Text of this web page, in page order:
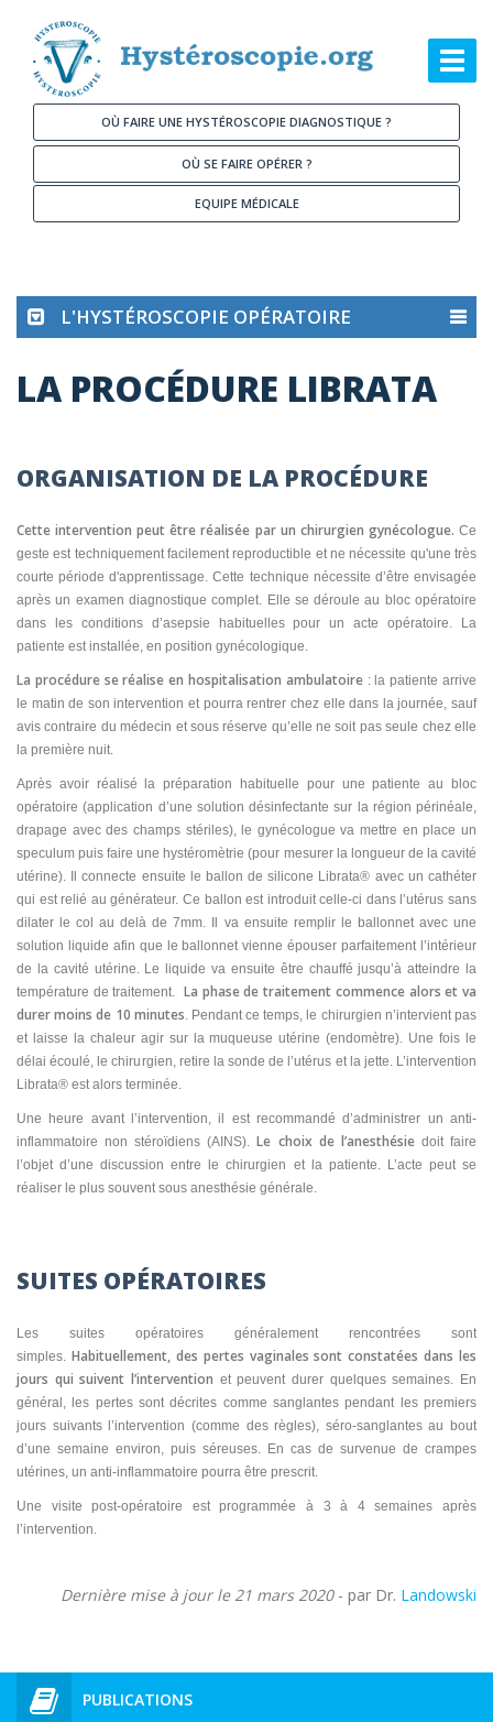
OÙ FAIRE UNE HYSTÉROSCOPIE DIAGNOSTIQUE ?
OÙ SE FAIRE OPÉRER ?
EQUIPE MÉDICALE
L'HYSTÉROSCOPIE OPÉRATOIRE
LA PROCÉDURE LIBRATA
ORGANISATION DE LA PROCÉDURE
Cette intervention peut être réalisée par un chirurgien gynécologue. Ce
geste est techniquement facilement reproductible et ne nécessite qu'une très
courte période d'apprentissage. Cette technique nécessite d’être envisagée
après un examen diagnostique complet. Elle se déroule au bloc opératoire
dans les conditions d’asepsie habituelles pour un acte opératoire. La
patiente est installée, en position gynécologique.
La procédure se réalise en hospitalisation ambulatoire: la patiente arrive
le matin de son intervention et pourra rentrer chez elle dans la journée, sauf
avis contraire du médecin et sous réserve qu’elle ne soit pas seule chez elle
la première nuit.
Après avoir réalisé la préparation habituelle pour une patiente au bloc
opératoire (application d’une solution désinfectante sur la région périnéale,
drapage avec des champs stériles), le gynécologue va mettre en place un
speculum puis faire une hystéromètrie (pour mesurer la longueur de la cavité
utérine). Il connecte ensuite le ballon de silicone Librata® avec un cathéter
qui est relié au générateur. Ce ballon est introduit celle-ci dans l’utérus sans
dilater le col au delà de 7mm. Il va ensuite remplir le ballonnet avec une
solution liquide afin que le ballonnet vienne épouser parfaitement l’intérieur
de la cavité utérine. Le liquide va ensuite être chauffé jusqu’à atteindre la
température de traitement. La phase de traitement commence alors et va
durer moins de 10 minutes. Pendant ce temps, le chirurgien n’intervient pas
et laisse la chaleur agir sur la muqueuse utérine (endomètre). Une fois le
délai écoulé, le chirurgien, retire la sonde de l’utérus et la jette. L’intervention
Librata® est alors terminée.
Une heure avant l’intervention, il est recommandé d’administrer un anti-
inflammatoire non stéroïdiens (AINS). Le choix de l’anesthésiedoit faire
l’objet d’une discussion entre le chirurgien et la patiente. L’acte peut se
réaliser le plus souvent sous anesthésie générale.
SUITES OPÉRATOIRES
Les suites opératoires généralement rencontrées sont
simples. Habituellement, des pertes vaginales sont constatées dans les
jours qui suivent l’intervention et peuvent durer quelques semaines. En
général, les pertes sont décrites comme sanglantes pendant les premiers
jours suivants l’intervention (comme des règles), séro-sanglantes au bout
d’une semaine environ, puis séreuses. En cas de survenue de crampes
utérines, un anti-inflammatoire pourra être prescrit.
Une visite post-opératoire est programmée à 3 à 4 semaines après
l’intervention.
Dernière mise à jour le 21 mars 2020- par Dr. Landowski
PUBLICATIONS